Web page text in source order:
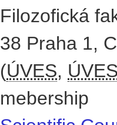
Filozofická
38 Praha 1,
(ÚVES, ÚVES
mebership